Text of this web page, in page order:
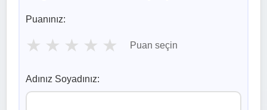
Puanınız:
★ ★ ★ ★ ★ Puan seçin
Adınız Soyadınız: